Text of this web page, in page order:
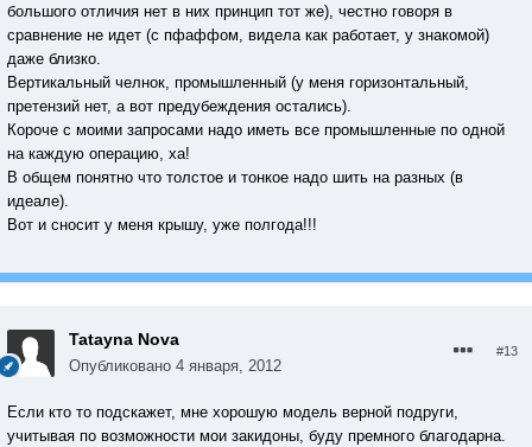
большого отличия нет в них принцип тот же), честно говоря в
сравнение не идет (с пфаффом, видела как работает, у знакомой)
даже близко.
Вертикальный челнок, промышленный (у меня горизонтальный,
претензий нет, а вот предубеждения остались).
Короче с моими запросами надо иметь все промышленные по одной
на каждую операцию, ха!
В общем понятно что толстое и тонкое надо шить на разных (в
идеале).
Вот и сносит у меня крышу, уже полгода!!!
Tatayna Nova
Опубликовано 4 января, 2012
#13
Если кто то подскажет, мне хорошую модель верной подруги,
учитывая по возможности мои закидоны, буду премного благодарна.